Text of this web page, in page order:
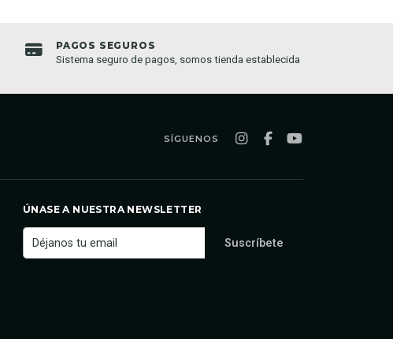
PAGOS SEGUROS
Sistema seguro de pagos, somos tienda establecida
SÍGUENOS
ÚNASE A NUESTRA NEWSLETTER